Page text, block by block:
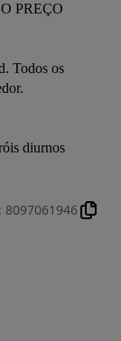
PREÇO
Todos os
diurnos
: 8097061946